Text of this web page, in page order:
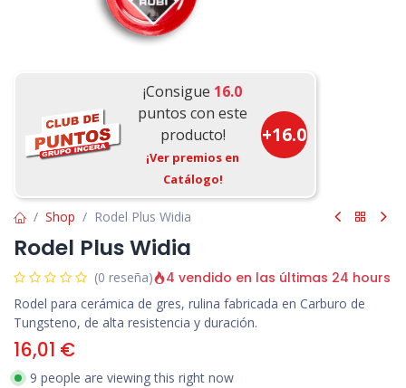
¡Consigue 16.0
puntos con este
producto!
¡Ver premios en
Catálogo!
+16.0
Shop Rodel Plus Widia
Rodel Plus Widia
(0 reseña) 4 vendido en las últimas 24 hours
Rodel para cerámica de gres, rulina fabricada en Carburo de
Tungsteno, de alta resistencia y duración.
16,01 €
9 people are viewing this right now